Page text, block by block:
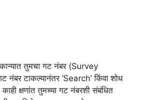
तुमचा गट नंबर (Survey
नंबर टाकल्यानंतर ‘Search’ किंवा शोध
क्षणांत तुमच्या गट नंबरशी संबंधित